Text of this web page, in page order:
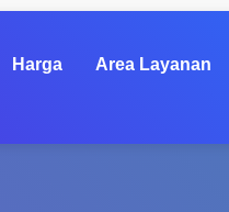
Harga Area Layanan